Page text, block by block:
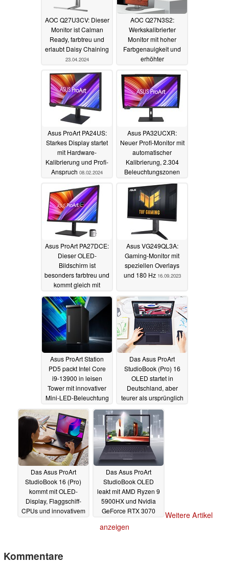
AOC Q27U3CV: Dieser
Monitor ist Calman
Ready, farbtreu und
erlaubt Daisy Chaining
23.04.2024
AOC Q27N3S2:
Werkskalibrierter
Monitor mit hoher
Farbgenauigkeit und
erhöhter
startet für umgerechnet
unter 200 Euro
14.03.2024
Asus ProArt PA24US:
Starkes Display startet
mit Hardware-
Kalibrierung und Profi-
Anspruch 08.02.2024
Asus PA32UCXR:
Neuer Profi-Monitor mit
automatischer
Kalibrierung, 2.304
Beleuchtungszonen
und 1.600 Nits
04.01.2024
Asus ProArt PA27DCE:
Dieser OLED-
Bildschirm ist
besonders farbtreu und
kommt gleich mit
einem Kolorimeter
30.10.2023
Asus VG249QL3A:
Gaming-Monitor mit
speziellen Overlays
und 180 Hz 16.09.2023
Asus ProArt Station
PD5 packt Intel Core
i9-13900 in leisen
Tower mit innovativer
Mini-LED-Beleuchtung
09.01.2023
Das Asus ProArt
StudioBook (Pro) 16
OLED startet in
Deutschland, aber
teurer als ursprünglich
angekündigt22.12.2021
Das Asus ProArt
StudioBook 16 (Pro)
kommt mit OLED-
Display, Flaggschiff-
CPUs und innovativem
Das Asus ProArt
StudioBook OLED
leakt mit AMD Ryzen 9
5900HX und Nvidia
GeForce RTX 3070
Weitere Artikel
anzeigen
Kommentare